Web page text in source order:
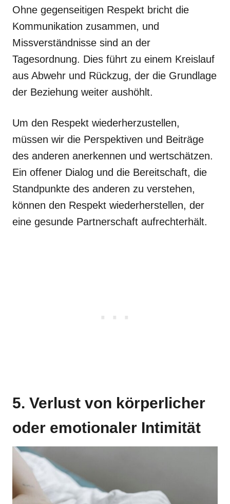
Ohne gegenseitigen Respekt bricht die
Kommunikation zusammen, und
Missverständnisse sind an der
Tagesordnung. Dies führt zu einem Kreislauf
aus Abwehr und Rückzug, der die Grundlage
der Beziehung weiter aushöhlt.
Um den Respekt wiederherzustellen,
müssen wir die Perspektiven und Beiträge
des anderen anerkennen und wertschätzen.
Ein offener Dialog und die Bereitschaft, die
Standpunkte des anderen zu verstehen,
können den Respekt wiederherstellen, der
eine gesunde Partnerschaft aufrechterhält.
5. Verlust von körperlicher
oder emotionaler Intimität